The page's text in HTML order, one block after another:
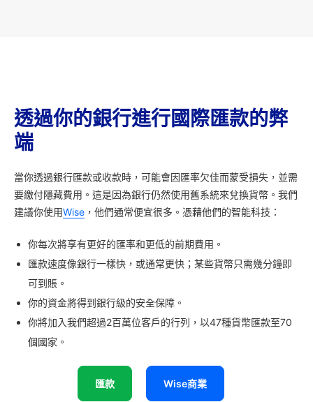
透過你的銀行進行國際匯款的弊
端
當你透過銀行匯款或收款時，可能會因匯率欠佳而蒙受損失，並需
要繳付隱藏費用。這是因為銀行仍然使用舊系統來兌換貨幣。我們
建議你使用Wise ，他們通常便宜很多。憑藉他們的智能科技：
你每次將享有更好的匯率和更低的前期費用。
匯款速度像銀行一樣快，或通常更快；某些貨幣只需幾分鐘即
可到賬。
你的資金將得到銀行級的安全保障。
你將加入我們超過2百萬位客戶的行列，以47種貨幣匯款至70
個國家。
匯款 Wise商業